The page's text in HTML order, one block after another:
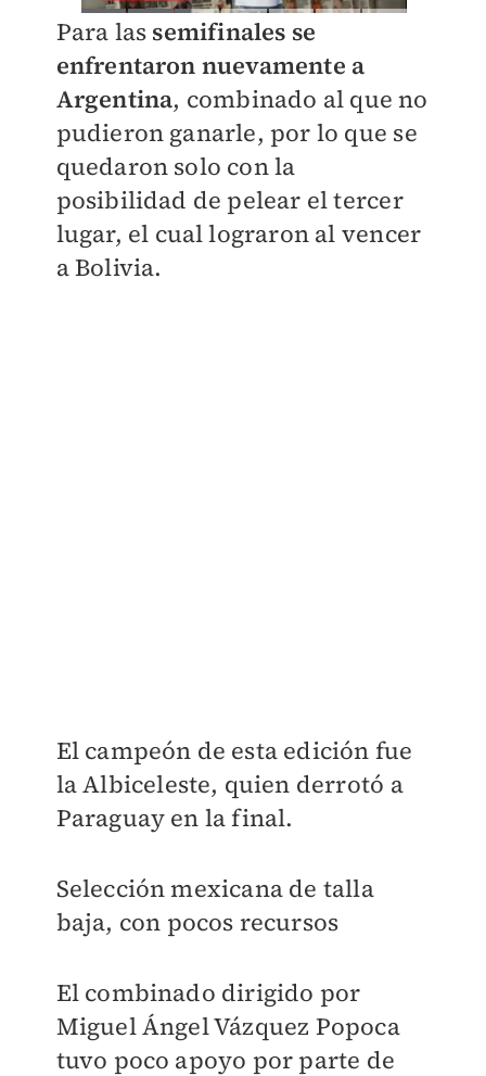
Para las semifinales se
enfrentaron nuevamente a
Argentina, combinado al que no
pudieron ganarle, por lo que se
quedaron solo con la
posibilidad de pelear el tercer
lugar, el cual lograron al vencer
a Bolivia.
El campeón de esta edición fue
la Albiceleste, quien derrotó a
Paraguay en la final.
Selección mexicana de talla
baja, con pocos recursos
El combinado dirigido por
Miguel Ángel Vázquez Popoca
tuvo poco apoyo por parte de